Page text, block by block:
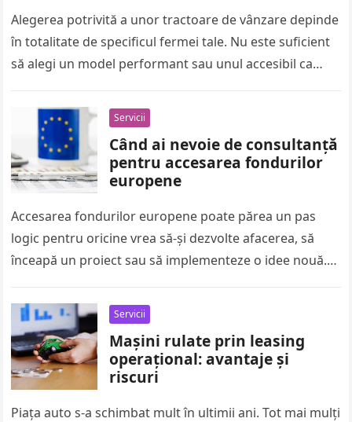
Alegerea potrivită a unor tractoare de vânzare depinde
în totalitate de specificul fermei tale. Nu este suficient
să alegi un model performant sau unul accesibil ca
Servicii
Când ai nevoie de consultanță
pentru accesarea fondurilor
europene
Accesarea fondurilor europene poate părea un pas
logic pentru oricine vrea să-și dezvolte afacerea, să
înceapă un proiect sau să implementeze o idee nouă.
Servicii
Mașini rulate prin leasing
operațional: avantaje și
riscuri
Piața auto s-a schimbat mult în ultimii ani. Tot mai mulți